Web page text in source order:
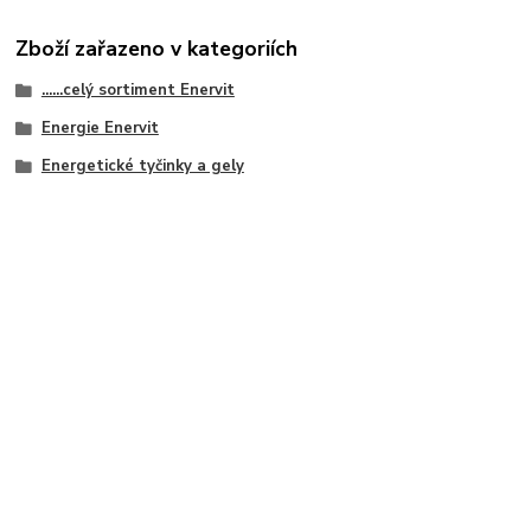
Zboží zařazeno v kategoriích
......celý sortiment Enervit
Energie Enervit
Energetické tyčinky a gely